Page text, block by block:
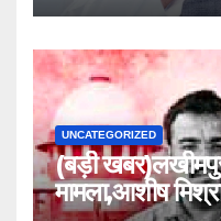
UNCATEGORIZED
(बड़ी
मामला,आशीष